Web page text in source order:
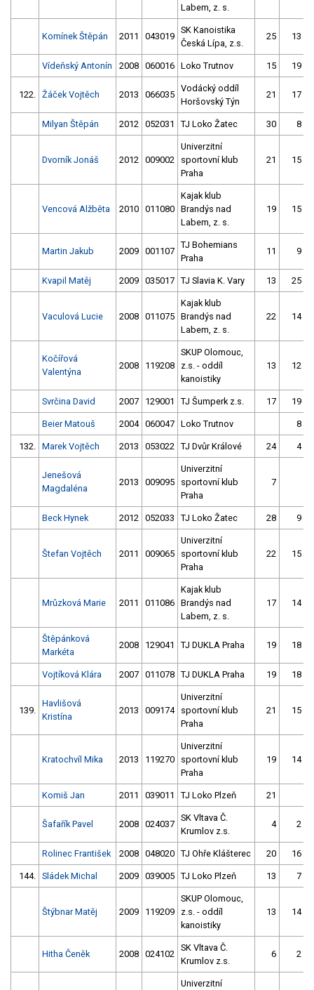
Labem, z. s.
Komínek Štěpán 2011 043019
SK Kanoistika
Česká Lípa, z.s.
25 13
Vídeňský Antonín 2008 060016 Loko Trutnov 15 19
122. Žáček Vojtěch 2013 066035
Vodácký oddíl
Horšovský Týn
21 17
Milyan Štěpán 2012 052031 TJ Loko Žatec 30 8
Dvorník Jonáš 2012 009002
Univerzitní
sportovní klub
Praha
21 15
Vencová Alžběta 2010 011080
Kajak klub
Brandýs nad
Labem, z. s.
19 15
Martin Jakub 2009 001107
TJ Bohemians
Praha
11 9
Kvapil Matěj 2009 035017 TJ Slavia K. Vary 13 25
Vaculová Lucie 2008 011075
Kajak klub
Brandýs nad
Labem, z. s.
22 14
Kočířová
Valentýna
2008 119208
SKUP Olomouc,
z.s. - oddíl
kanoistiky
13 12
Svrčina David 2007 129001 TJ Šumperk z.s. 17 19
Beier Matouš 2004 060047 Loko Trutnov 8
132. Marek Vojtěch 2013 053022 TJ Dvůr Králové 24 4
Jenešová
Magdaléna
2013 009095
Univerzitní
sportovní klub
Praha
7
Beck Hynek 2012 052033 TJ Loko Žatec 28 9
Štefan Vojtěch 2011 009065
Univerzitní
sportovní klub
Praha
22 15
Mrůzková Marie 2011 011086
Kajak klub
Brandýs nad
Labem, z. s.
17 14
Štěpánková
Markéta
2008 129041 TJ DUKLA Praha 19 18
Vojtíková Klára 2007 011078 TJ DUKLA Praha 19 18
139.
Havlišová
Kristína
2013 009174
Univerzitní
sportovní klub
Praha
21 15
Kratochvíl Mika 2013 119270
Univerzitní
sportovní klub
Praha
19 14
Komiš Jan 2011 039011 TJ Loko Plzeň 21
Šafařík Pavel 2008 024037
SK Vltava Č.
Krumlov z.s.
4 2
Rolinec František 2008 048020 TJ Ohře Klášterec 20 16
144. Sládek Michal 2009 039005 TJ Loko Plzeň 13 7
Štýbnar Matěj 2009 119209
SKUP Olomouc,
z.s. - oddíl
kanoistiky
13 14
Hitha Čeněk 2008 024102
SK Vltava Č.
Krumlov z.s.
6 2
Univerzitní